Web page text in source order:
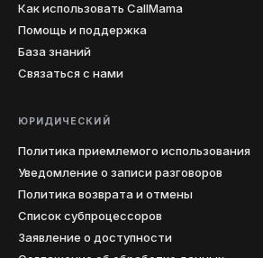
Как использовать CallMama
Помощь и поддержка
База знаний
Связаться с нами
ЮРИДИЧЕСКИЙ
Политика приемлемого использования
Уведомление о записи разговоров
Политика возврата и отмены
Список субпроцессоров
Заявление о доступности